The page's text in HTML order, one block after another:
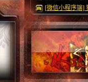
[微信小程序端]